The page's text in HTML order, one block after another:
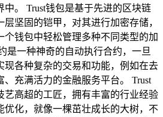
。 Trust钱包是基于先进的区块链
坚固的铠甲，对其进行加密存储，
钱包中轻松管理多种不同类型的加
是一种神奇的自动执行合约，一旦
现各种复杂的交易和功能，例如在去
充满活力的金融服务平台。 Trust
高超的工匠，拥有丰富的行业经验
优化，就像一棵茁壮成长的大树，不